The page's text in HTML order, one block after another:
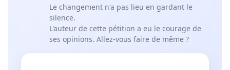
Le changement n'a pas lieu en gardant le
silence.
L'auteur de cette pétition a eu le courage de
ses opinions. Allez-vous faire de même ?